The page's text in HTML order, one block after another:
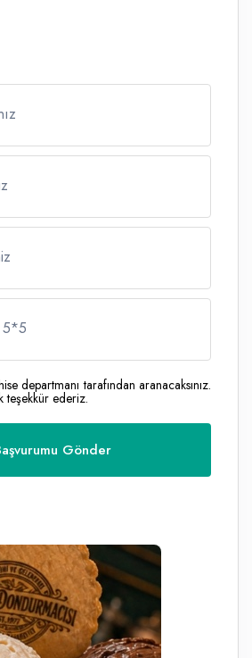
*5
departmanı tarafından aranacaksınız.
teşekkür ederiz.